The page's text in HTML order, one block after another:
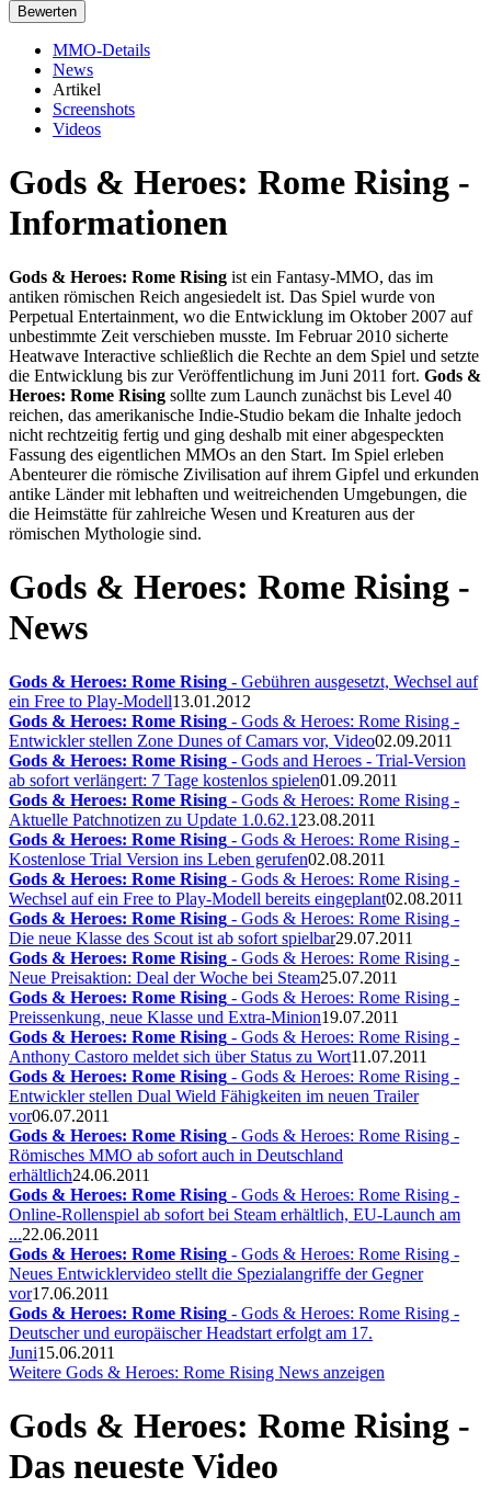
MMO-Details
News
Artikel
Screenshots
Videos
Gods & Heroes: Rome Rising -
Informationen
Gods & Heroes: Rome Rising ist ein Fantasy-MMO, das im
antiken römischen Reich angesiedelt ist. Das Spiel wurde von
Perpetual Entertainment, wo die Entwicklung im Oktober 2007 auf
unbestimmte Zeit verschieben musste. Im Februar 2010 sicherte
Heatwave Interactive schließlich die Rechte an dem Spiel und setzte
die Entwicklung bis zur Veröffentlichung im Juni 2011 fort. Gods &
Heroes: Rome Rising sollte zum Launch zunächst bis Level 40
reichen, das amerikanische Indie-Studio bekam die Inhalte jedoch
nicht rechtzeitig fertig und ging deshalb mit einer abgespeckten
Fassung des eigentlichen MMOs an den Start. Im Spiel erleben
Abenteurer die römische Zivilisation auf ihrem Gipfel und erkunden
antike Länder mit lebhaften und weitreichenden Umgebungen, die
die Heimstätte für zahlreiche Wesen und Kreaturen aus der
römischen Mythologie sind.
Gods & Heroes: Rome Rising -
News
Gods & Heroes: Rome Rising - Gebühren ausgesetzt, Wechsel auf
ein Free to Play-Modell13.01.2012
Gods & Heroes: Rome Rising - Gods & Heroes: Rome Rising -
Entwickler stellen Zone Dunes of Camars vor, Video02.09.2011
Gods & Heroes: Rome Rising - Gods and Heroes - Trial-Version
ab sofort verlängert: 7 Tage kostenlos spielen01.09.2011
Gods & Heroes: Rome Rising - Gods & Heroes: Rome Rising -
Aktuelle Patchnotizen zu Update 1.0.62.1 23.08.2011
Gods & Heroes: Rome Rising - Gods & Heroes: Rome Rising -
Kostenlose Trial Version ins Leben gerufen02.08.2011
Gods & Heroes: Rome Rising - Gods & Heroes: Rome Rising -
Wechsel auf ein Free to Play-Modell bereits eingeplant02.08.2011
Gods & Heroes: Rome Rising - Gods & Heroes: Rome Rising -
Die neue Klasse des Scout ist ab sofort spielbar29.07.2011
Gods & Heroes: Rome Rising - Gods & Heroes: Rome Rising -
Neue Preisaktion: Deal der Woche bei Steam25.07.2011
Gods & Heroes: Rome Rising - Gods & Heroes: Rome Rising -
Preissenkung, neue Klasse und Extra-Minion19.07.2011
Gods & Heroes: Rome Rising - Gods & Heroes: Rome Rising -
Anthony Castoro meldet sich über Status zu Wort11.07.2011
Gods & Heroes: Rome Rising - Gods & Heroes: Rome Rising -
Entwickler stellen Dual Wield Fähigkeiten im neuen Trailer
vor06.07.2011
Gods & Heroes: Rome Rising - Gods & Heroes: Rome Rising -
Römisches MMO ab sofort auch in Deutschland
erhältlich24.06.2011
Gods & Heroes: Rome Rising - Gods & Heroes: Rome Rising -
Online-Rollenspiel ab sofort bei Steam erhältlich, EU-Launch am
...22.06.2011
Gods & Heroes: Rome Rising - Gods & Heroes: Rome Rising -
Neues Entwicklervideo stellt die Spezialangriffe der Gegner
vor17.06.2011
Gods & Heroes: Rome Rising - Gods & Heroes: Rome Rising -
Deutscher und europäischer Headstart erfolgt am 17.
Juni15.06.2011
Weitere Gods & Heroes: Rome Rising News anzeigen
Gods & Heroes: Rome Rising -
Das neueste Video